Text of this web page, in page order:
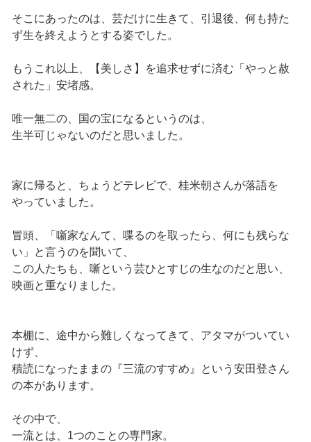
そこにあったのは、芸だけに生きて、引退後、何も持た
ず生を終えようとする姿でした。
もうこれ以上、【美しさ】を追求せずに済む「やっと赦
された」安堵感。
唯一無二の、国の宝になるというのは、
生半可じゃないのだと思いました。
家に帰ると、ちょうどテレビで、桂米朝さんが落語を
やっていました。
冒頭、「噺家なんて、喋るのを取ったら、何にも残らな
い」と言うのを聞いて、
この人たちも、噺という芸ひとすじの生なのだと思い、
映画と重なりました。
本棚に、途中から難しくなってきて、アタマがついてい
けず、
積読になったままの『三流のすすめ』という安田登さん
の本があります。
その中で、
一流とは、1つのことの専門家。